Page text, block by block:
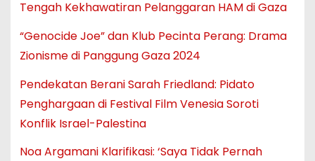
Tengah Kekhawatiran Pelanggaran HAM di Gaza
“Genocide Joe” dan Klub Pecinta Perang: Drama
Zionisme di Panggung Gaza 2024
Pendekatan Berani Sarah Friedland: Pidato
Penghargaan di Festival Film Venesia Soroti
Konflik Israel-Palestina
Noa Argamani Klarifikasi: ‘Saya Tidak Pernah